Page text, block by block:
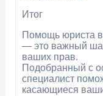
Итог
Помощь юриста
— это важный
ваших прав.
Подобранный с
специалист
касающиеся